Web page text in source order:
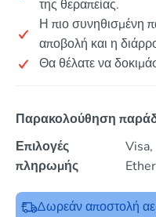
της θεραπείας.
Η πιο συνηθισμένη
αποβολή και η
Θα θέλατε να
Παρακολούθηση
Επιλογές
πληρωμής
Δωρεάν αποστολή